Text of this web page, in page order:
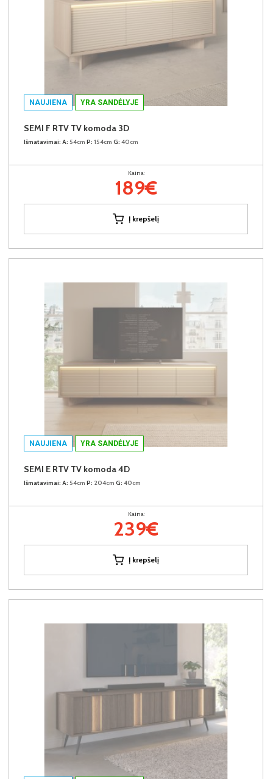
NAUJIENA YRA SANDĖLYJE
SEMI F RTV TV komoda 3D
Išmatavimai: A: 54cm P: 154cm G: 40cm
Kaina:
189€
Į krepšelį
NAUJIENA YRA SANDĖLYJE
SEMI E RTV TV komoda 4D
Išmatavimai: A: 54cm P: 204cm G: 40cm
Kaina:
239€
Į krepšelį